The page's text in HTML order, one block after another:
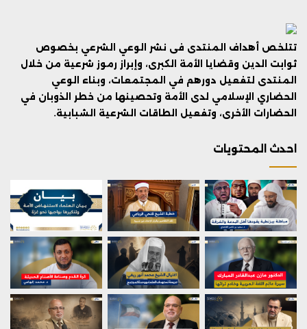
تتلخص أهداف المنتدى فى نشر الوعي الشرعي بخصوص
ثوابت الدين وقضايا الأمة الكبرى، وإبراز رموز شرعية من خلال
المنتدى لتفعيل دورهم في المجتمعات، وبناء الوعي
الحضاري الإسلامي لدى الأمة وتحصينها من خطر الذوبان في
الحضارات الأخرى، وتفعيل الطاقات الشرعية الشبابية.
احدث المحتويات